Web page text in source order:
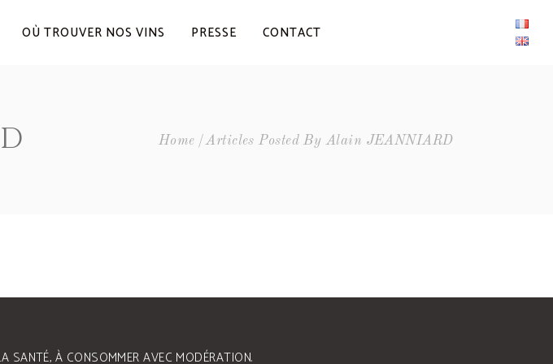
OÙ TROUVER NOS VINS PRESSE CONTACT
Home Articles Posted By Alain JEANNIARD
SANTÉ, À CONSOMMER AVEC MODÉRATION.